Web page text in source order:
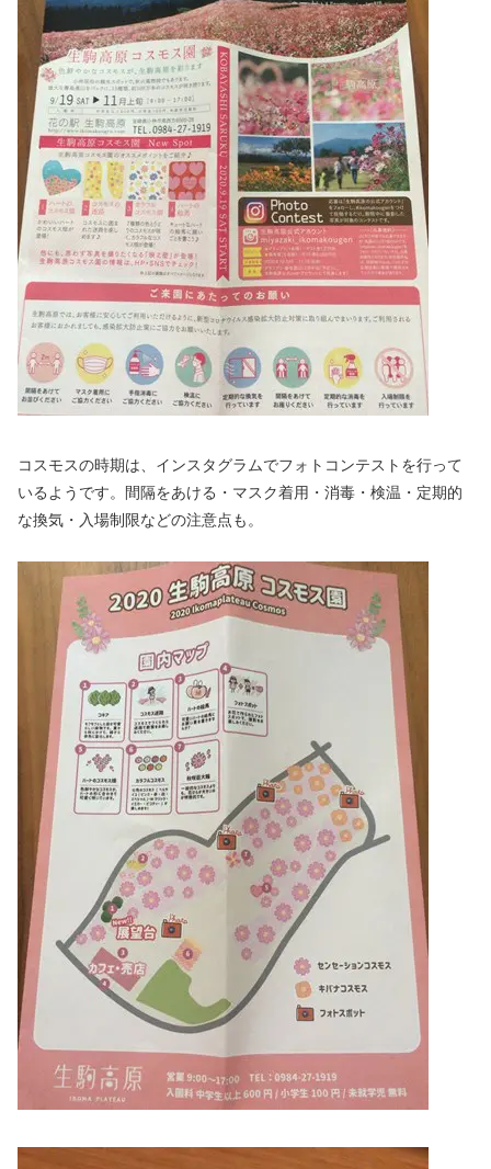
コスモスの時期は、インスタグラムでフォトコンテストを行って
いるようです。間隔をあける・マスク着用・消毒・検温・定期的
な換気・入場制限などの注意点も。